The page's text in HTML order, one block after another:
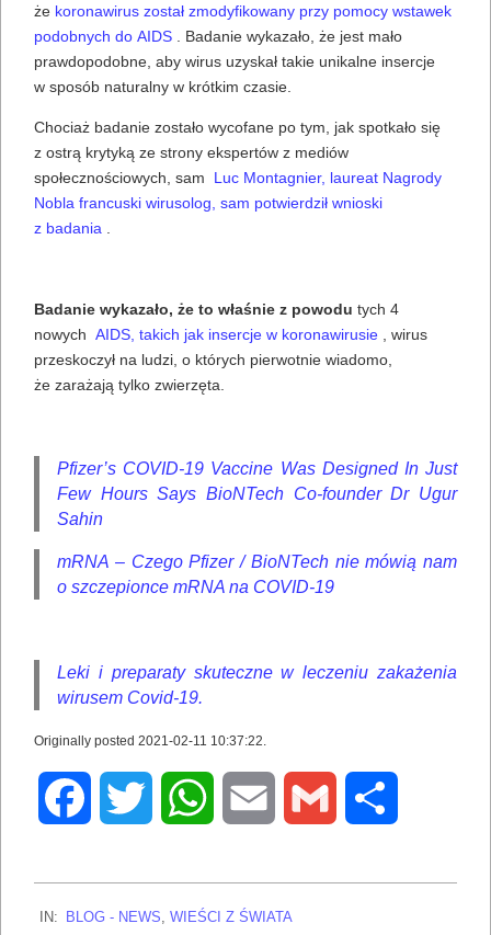
że koronawirus został zmodyfikowany przy pomocy wstawek
podobnych do AIDS . Badanie wykazało, że jest mało
prawdopodobne, aby wirus uzyskał takie unikalne insercje
w sposób naturalny w krótkim czasie.
Chociaż badanie zostało wycofane po tym, jak spotkało się
z ostrą krytyką ze strony ekspertów z mediów
społecznościowych, sam Luc Montagnier, laureat Nagrody
Nobla francuski wirusolog, sam potwierdził wnioski
z badania
Badanie wykazało, że to właśnie z powodu tych 4
nowych AIDS, takich jak insercje w koronawirusie , wirus
przeskoczył na ludzi, o których pierwotnie wiadomo,
że zarażają tylko zwierzęta.
Pfizer’s COVID-19 Vaccine Was Designed In Just
Few Hours Says BioNTech Co-founder Dr Ugur
Sahin
mRNA – Czego Pfizer / BioNTech nie mówią nam
o szczepionce mRNA na COVID-19
Leki i preparaty skuteczne w leczeniu zakażenia
wirusem Covid-19.
Originally posted 2021-02-11 10:37:22.
07-
IN: BLOG - NEWS, WIEŚCI Z ŚWIATA